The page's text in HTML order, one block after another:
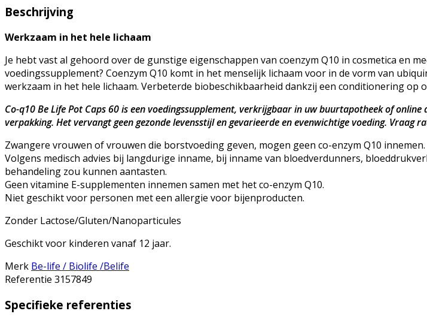
Beschrijving
Werkzaam in het hele lichaam
Je hebt vast al gehoord over de gunstige eigenschappen van coenzym Q10 in cosmetica en
voedingssupplement? Coenzym Q10 komt in het menselijk lichaam voor in de vorm van
werkzaam in het hele lichaam. Verbeterde biobeschikbaarheid dankzij een conditionering op
Co-q10 Be Life Pot Caps 60 is een voedingssupplement, verkrijgbaar in uw buurtapotheek of
verpakking. Het vervangt geen gezonde levensstijl en gevarieerde en evenwichtige voeding.
Zwangere vrouwen of vrouwen die borstvoeding geven, mogen geen co-enzym Q10 innemen.
Volgens medisch advies bij langdurige inname, bij inname van bloedverdunners,
behandeling zou kunnen aantasten.
Geen vitamine E-supplementen innemen samen met het co-enzym Q10.
Niet geschikt voor personen met een allergie voor bijenproducten.
Zonder Lactose/Gluten/Nanoparticules
Geschikt voor kinderen vanaf 12 jaar.
Merk Be-life / Biolife /Belife
Referentie 3157849
Specifieke referenties